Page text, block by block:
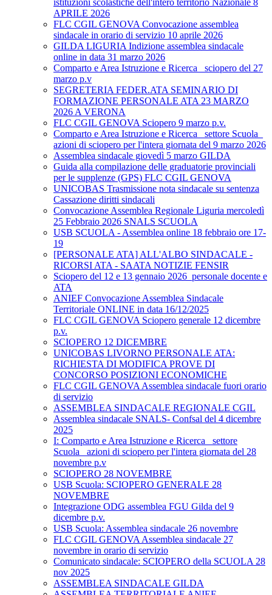
istituzioni scolastiche dell'intero territorio Nazionale 8
APRILE 2026
FLC CGIL GENOVA Convocazione assemblea
sindacale in orario di servizio 10 aprile 2026
GILDA LIGURIA Indizione assemblea sindacale
online in data 31 marzo 2026
Comparto e Area Istruzione e Ricerca_ sciopero del 27
marzo p.v
SEGRETERIA FEDER.ATA SEMINARIO DI
FORMAZIONE PERSONALE ATA 23 MARZO
2026 A VERONA
FLC CGIL GENOVA Sciopero 9 marzo p.v.
Comparto e Area Istruzione e Ricerca_ settore Scuola_
azioni di sciopero per l'intera giornata del 9 marzo 2026
Assemblea sindacale giovedì 5 marzo GILDA
Guida alla compilazione delle graduatorie provinciali
per le supplenze (GPS) FLC CGIL GENOVA
UNICOBAS Trasmissione nota sindacale su sentenza
Cassazione diritti sindacali
Convocazione Assemblea Regionale Liguria mercoledì
25 Febbraio 2026 SNALS SCUOLA
USB SCUOLA - Assemblea online 18 febbraio ore 17-
19
[PERSONALE ATA] ALL'ALBO SINDACALE -
RICORSI ATA - SAATA NOTIZIE FENSIR
Sciopero del 12 e 13 gennaio 2026_personale docente e
ATA
ANIEF Convocazione Assemblea Sindacale
Territoriale ONLINE in data 16/12/2025
FLC CGIL GENOVA Sciopero generale 12 dicembre
p.v.
SCIOPERO 12 DICEMBRE
UNICOBAS LIVORNO PERSONALE ATA:
RICHIESTA DI MODIFICA PROVE DI
CONCORSO POSIZIONI ECONOMICHE
FLC CGIL GENOVA Assemblea sindacale fuori orario
di servizio
ASSEMBLEA SINDACALE REGIONALE CGIL
Assemblea sindacale SNALS- Confsal del 4 dicembre
2025
I: Comparto e Area Istruzione e Ricerca_ settore
Scuola_ azioni di sciopero per l'intera giornata del 28
novembre p.v
SCIOPERO 28 NOVEMBRE
USB Scuola: SCIOPERO GENERALE 28
NOVEMBRE
Integrazione ODG assemblea FGU Gilda del 9
dicembre p.v.
USB Scuola: Assemblea sindacale 26 novembre
FLC CGIL GENOVA Assemblea sindacale 27
novembre in orario di servizio
Comunicato sindacale: SCIOPERO della SCUOLA 28
nov 2025
ASSEMBLEA SINDACALE GILDA